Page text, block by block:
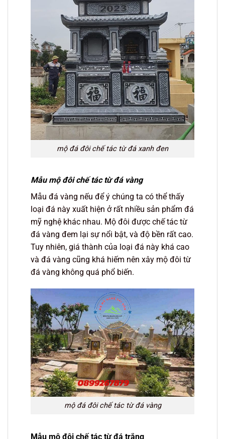
mộ đá đôi chế tác từ đá xanh đen
Mẫu mộ đôi chế tác từ đá vàng
Mẫu đá vàng nếu để ý chúng ta có thể thấy
loại đá này xuất hiện ở rất nhiều sản phẩm đá
mỹ nghệ khác nhau. Mộ đôi được chế tác từ
đá vàng đem lại sự nổi bật, và độ bền rất cao.
Tuy nhiên, giá thành của loại đá này khá cao
và đá vàng cũng khá hiếm nên xây mộ đôi từ
đá vàng không quá phổ biến.
mộ đá đôi chế tác từ đá vàng
Mẫu mộ đôi chế tác từ đá trắng